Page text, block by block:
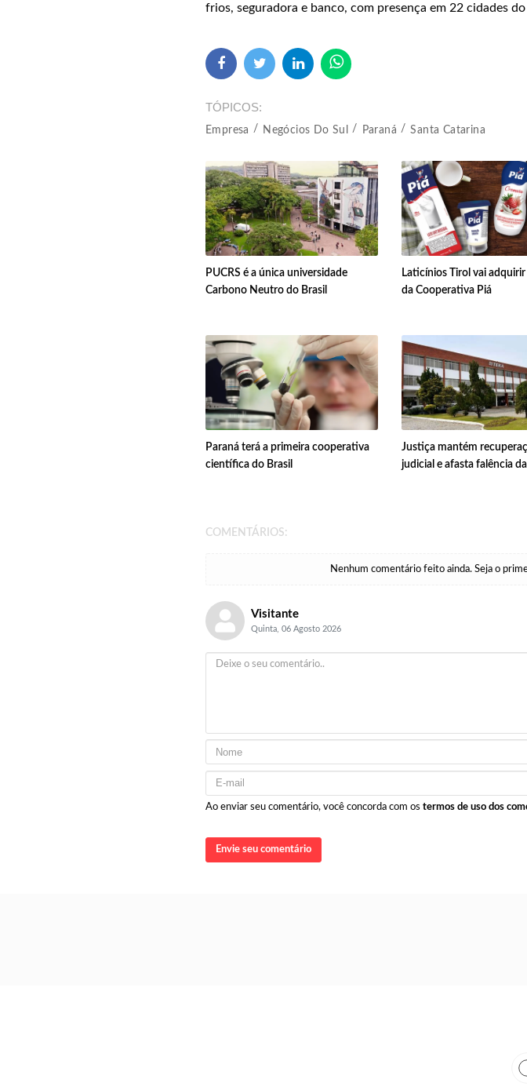
frios, seguradora e banco, com presença em 22 cidades
TÓPICOS
Empresa Negócios Do Sul Paraná Santa Catarina
PUCRS é a única universidade
Carbono Neutro do Brasil
Laticínios Tirol vai
da Cooperativa Piá
Paraná terá a primeira cooperativa
científica do Brasil
Justiça mantém
judicial e afasta falência da
COMENTÁRIOS:
Nenhum comentário feito ainda. Seja o
Visitante
Quinta, 06 Agosto 2026
Ao enviar seu comentário, você concorda com os termos de uso dos
Envie seu comentário